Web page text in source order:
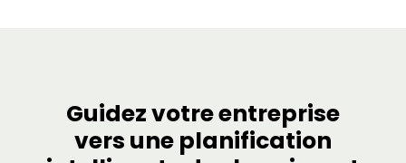
Guidez votre entreprise
vers une planification